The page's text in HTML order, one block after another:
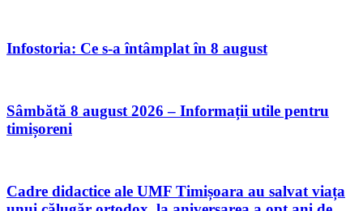
Infostoria: Ce s-a întâmplat în 8 august
Sâmbătă 8 august 2026 – Informații utile pentru
timișoreni
Cadre didactice ale UMF Timișoara au salvat viața